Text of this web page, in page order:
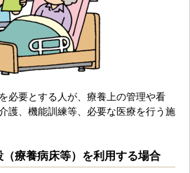
必要とする人が、療養上の管理や看
護、機能訓練等、必要な医療を行う施
療養病床等）を利用する場合